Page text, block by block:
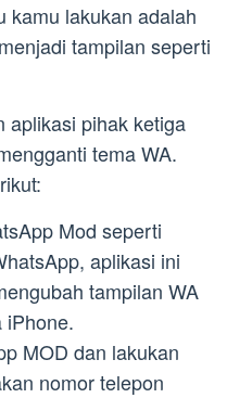
kamu lakukan adalah
tampilan seperti
aplikasi pihak ketiga
tema WA.
Mod seperti
aplikasi ini
tampilan WA
iPhone.
MOD dan lakukan
nomor telepon